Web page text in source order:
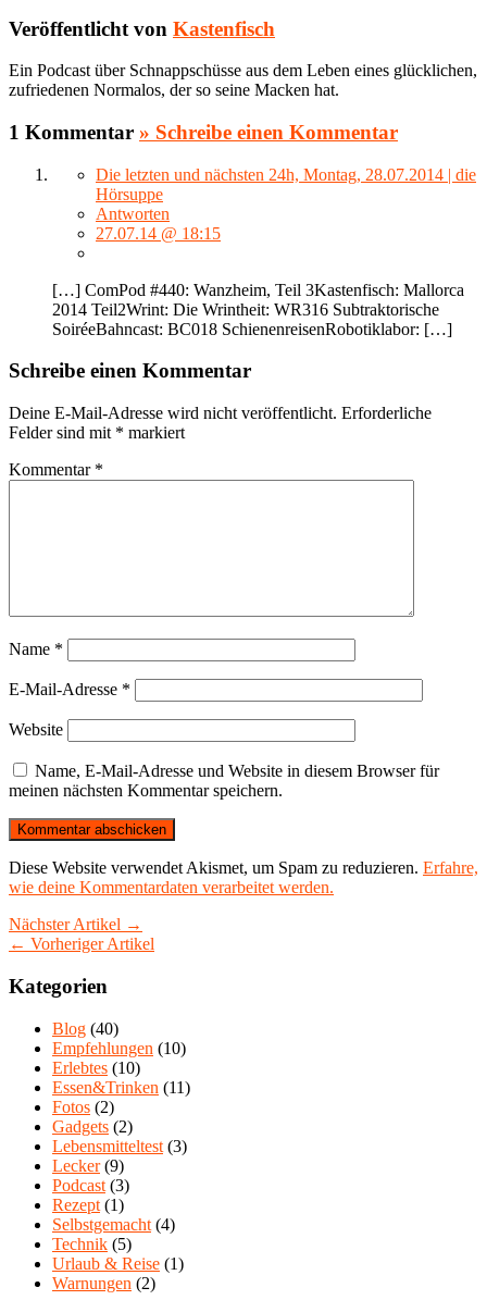
Veröffentlicht von Kastenfisch
Ein Podcast über Schnappschüsse aus dem Leben eines glücklichen,
zufriedenen Normalos, der so seine Macken hat.
1 Kommentar » Schreibe einen Kommentar
Die letzten und nächsten 24h, Montag, 28.07.2014 | die
Hörsuppe
Antworten
27.07.14 @ 18:15
[…] ComPod #440: Wanzheim, Teil 3Kastenfisch: Mallorca
2014 Teil2Wrint: Die Wrintheit: WR316 Subtraktorische
SoiréeBahncast: BC018 SchienenreisenRobotiklabor: […]
Schreibe einen Kommentar
Deine E-Mail-Adresse wird nicht veröffentlicht. Erforderliche
Felder sind mit * markiert
Kommentar *
Name *
E-Mail-Adresse *
Website
Name, E-Mail-Adresse und Website in diesem Browser für
meinen nächsten Kommentar speichern.
Diese Website verwendet Akismet, um Spam zu reduzieren. Erfahre,
wie deine Kommentardaten verarbeitet werden.
Nächster Artikel →
← Vorheriger Artikel
Kategorien
Blog (40)
Empfehlungen (10)
Erlebtes (10)
Essen&Trinken (11)
Fotos (2)
Gadgets (2)
Lebensmitteltest (3)
Lecker(9)
Podcast (3)
Rezept (1)
Selbstgemacht (4)
Technik (5)
Urlaub & Reise (1)
Warnungen (2)